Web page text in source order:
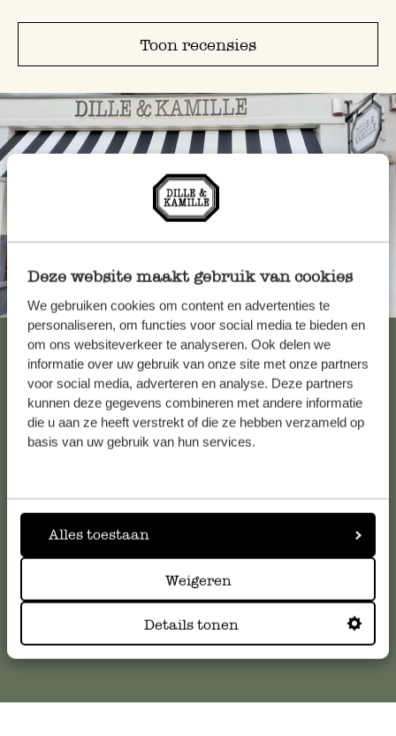
Deze website maakt gebruik van cookies
We gebruiken cookies om content en advertenties te
personaliseren, om functies voor social media te bieden en
om ons websiteverkeer te analyseren. Ook delen we
informatie over uw gebruik van onze site met onze partners
voor social media, adverteren en analyse. Deze partners
kunnen deze gegevens combineren met andere informatie
die u aan ze heeft verstrekt of die ze hebben verzameld op
basis van uw gebruik van hun services.
Alles toestaan
Weigeren
Details tonen
Toon recensies
Altijd in de buurt
Bekijk alle 62 winkels
Klantenservice
meestgestelde vragen.
klantenservice@dille-kamille.com
Online Klantenservice